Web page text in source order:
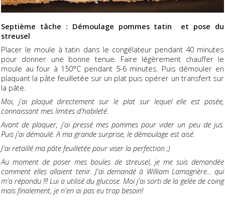
Septième tâche : Démoulage pommes tatin et pose du
streusel
Placer le moule à tatin dans le congélateur pendant 40 minutes
pour donner une bonne tenue. Faire légèrement chauffer le
moule au four à 150°C pendant 5-6 minutes. Puis démouler en
plaquant la pâte feuilletée sur un plat puis opérer un transfert sur
la pâte.
Moi, j'ai plaqué directement sur le plat sur lequel elle est posée,
connaissant mes limites d'habileté.
Avant de plaquer, j'ai pressé mes pommes pour vider un peu de jus.
Puis j'ai démoulé. A ma grande surprise, le démoulage est aisé.
J'ai retaillé ma pâte feuilletée pour viser la perfection ;)
Au moment de poser mes boules de streusel, je me suis demandée
comment elles allaient tenir. J'ai demandé à William Lamagnère... qui
m'a répondu !!! Lui a utilisé du glucose. Moi j'ai sorti de la gelée de coing
mais finalement, je n'en ai pas eu trop besoin!